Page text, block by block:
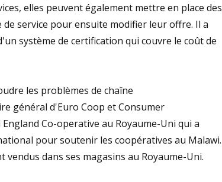
elles peuvent également mettre en place des
service pour ensuite modifier leur offre. Il a
système de certification qui couvre le coût de
les problèmes de chaîne
général d'Euro Coop et Consumer
Co-operative au Royaume-Uni qui a
pour soutenir les coopératives au Malawi.
dans ses magasins au Royaume-Uni.